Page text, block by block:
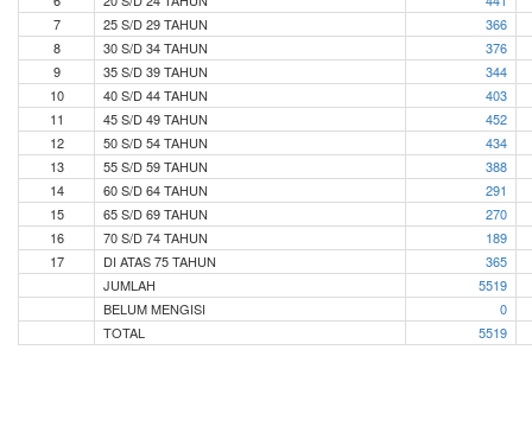
7
25 S/D 29 TAHUN
366
8
30 S/D 34 TAHUN
376
9
35 S/D 39 TAHUN
344
10
40 S/D 44 TAHUN
403
11
45 S/D 49 TAHUN
452
12
50 S/D 54 TAHUN
434
13
55 S/D 59 TAHUN
388
14
60 S/D 64 TAHUN
291
15
65 S/D 69 TAHUN
270
16
70 S/D 74 TAHUN
189
17
DI ATAS 75 TAHUN
365
JUMLAH
5519
BELUM MENGISI
0
TOTAL
5519